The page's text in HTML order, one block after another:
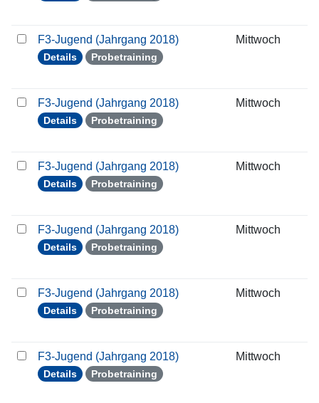
F3-Jugend (Jahrgang 2018)
Details Probetraining
Mittwoch
F3-Jugend (Jahrgang 2018)
Details Probetraining
Mittwoch
F3-Jugend (Jahrgang 2018)
Details Probetraining
Mittwoch
F3-Jugend (Jahrgang 2018)
Details Probetraining
Mittwoch
F3-Jugend (Jahrgang 2018)
Details Probetraining
Mittwoch
F3-Jugend (Jahrgang 2018)
Details Probetraining
Mittwoch